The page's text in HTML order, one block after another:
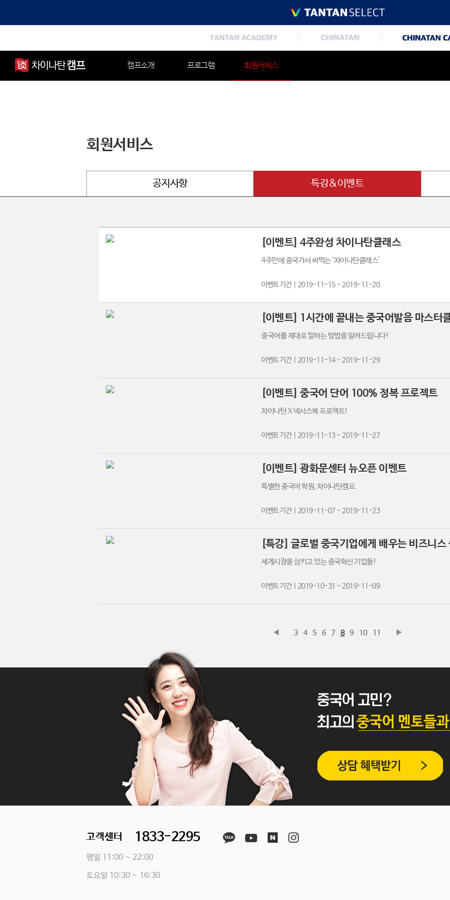
캠프소개 프로그램 회원서비스
회원서비스
공지사항 특강&이벤트
[이벤트] 4주완성 차이나탄클래스
4주만에 중국가서 써먹는 '차이나탄클래스'
이벤트 기간 | 2019-11-15 ~ 2019-11-20
[이벤트] 1시간에 끝내는 중국어발음 마스터
중국어를 제대로 말하는 방법을 알려드립니다!
이벤트 기간 | 2019-11-14 ~ 2019-11-29
[이벤트] 중국어 단어 100% 정복 프로젝트
차이나탄 X 넥서스북 프로젝트!
이벤트 기간 | 2019-11-13 ~ 2019-11-27
[이벤트] 광화문센터 뉴오픈 이벤트
특별한 중국어 학원, 차이나탄캠프
이벤트 기간 | 2019-11-07 ~ 2019-11-23
[특강] 글로벌 중국기업에게 배우는 비즈니스
세계시장을 삼키고 있는 중국혁신 기업들!
이벤트 기간 | 2019-10-31 ~ 2019-11-09
3 4 5 6 7 8 9 10 11
고객센터 1833-2295
평일 11:00 ~ 22:00
토요일 10:30 ~ 16:30